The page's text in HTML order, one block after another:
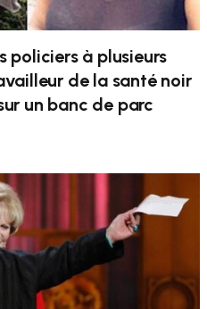
policiers à plusieurs
de la santé noir
un banc de parc